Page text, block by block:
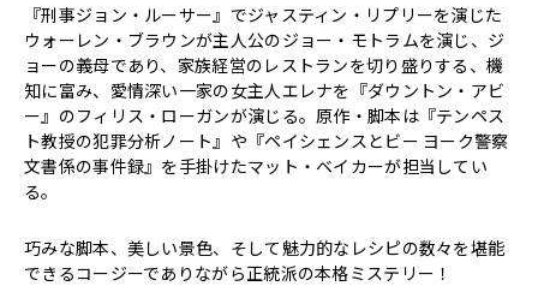
『刑事ジョン・ルーサー』でジャスティン・リプリーを演じた
ウォーレン・ブラウンが主人公のジョー・モトラムを演じ、ジ
ョーの義母であり、家族経営のレストランを切り盛りする、機
知に富み、愛情深い一家の女主人エレナを『ダウントン・アビ
ー』のフィリス・ローガンが演じる。原作・脚本は『テンペス
ト教授の犯罪分析ノート』や『ペイシェンスとビー ヨーク警察
文書係の事件録』を手掛けたマット・ベイカーが担当してい
る。
巧みな脚本、美しい景色、そして魅力的なレシピの数々を堪能
できるコージーでありながら正統派の本格ミステリー！